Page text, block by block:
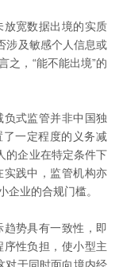
放宽数据出境的实质
涉及敏感个人信息或
之，“能不能出境”的
式监管并非中国独
一定程度的义务减
的企业在特定条件下
践中，监管机构亦
企业的合规门槛。
势具有一致性，即
性负担，使小型主